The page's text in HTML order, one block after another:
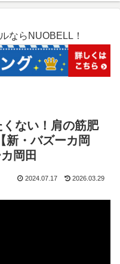
ならNUOBELL！
ない！肩の筋肥
新・バズーカ岡
岡田
2024.07.17 2026.03.29